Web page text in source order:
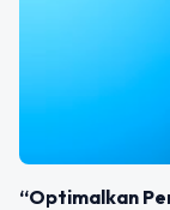
“Optimalkan